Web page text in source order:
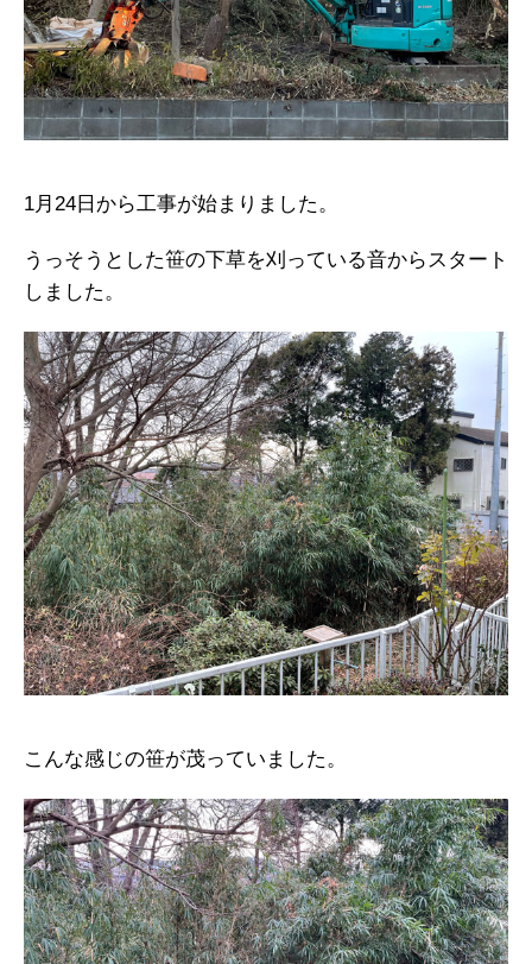
1月24日から工事が始まりました。
うっそうとした笹の下草を刈っている音からスタート
しました。
こんな感じの笹が茂っていました。